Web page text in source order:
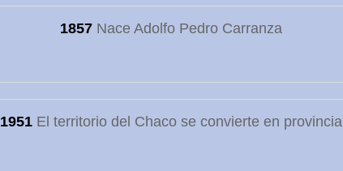
1857Nace Adolfo Pedro Carranza
1951El territorio del Chaco se convierte en provincia